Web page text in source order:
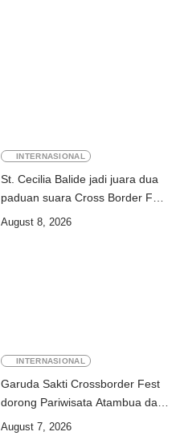
INTERNASIONAL
St. Cecilia Balide jadi juara dua
paduan suara Cross Border Fest
August 8, 2026
INTERNASIONAL
Garuda Sakti Crossborder Fest
dorong Pariwisata Atambua dan
August 7, 2026